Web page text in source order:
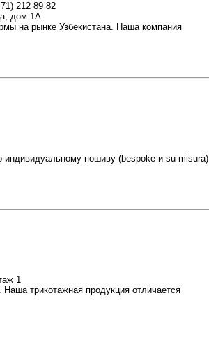
212 89 82
дом 1А
на рынке Узбекистана. Наша компания
индивидуальному пошиву (bespoke и su misura)
1
трикотажная продукция отличается